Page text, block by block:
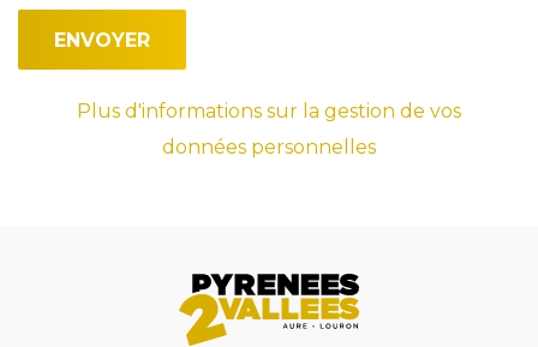
Plus d'informations sur la gestion de vos
données personnelles